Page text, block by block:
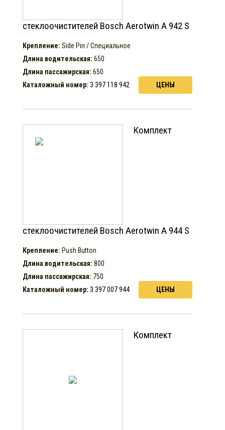
стеклоочистителей Bosch Aerotwin A 942 S
Крепление: Side Pin / Специальное
Длина водительская: 650
Длина пассажирская: 650
Каталожный номер: 3 397 118 942 ЦЕНЫ
Комплект
стеклоочистителей Bosch Aerotwin A 944 S
Крепление: Push Button
Длина водительская: 800
Длина пассажирская: 750
Каталожный номер: 3 397 007 944 ЦЕНЫ
Комплект